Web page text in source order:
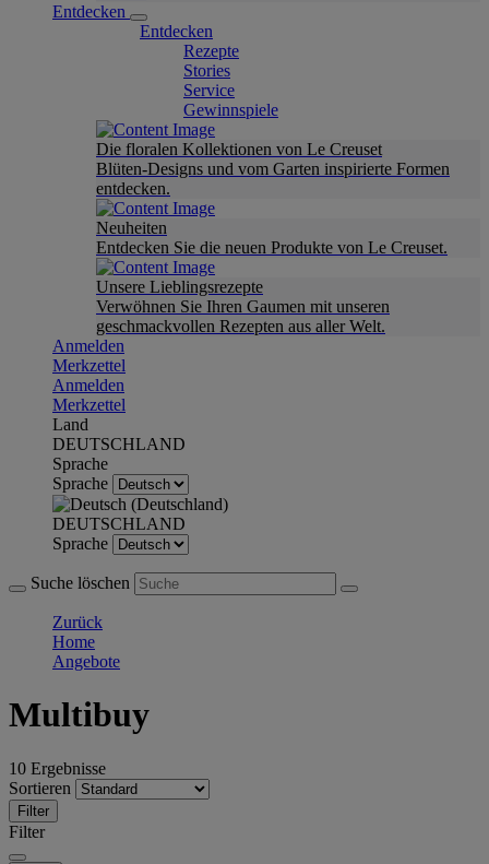
Entdecken
Entdecken
Rezepte
Stories
Service
Gewinnspiele
Die floralen Kollektionen von Le Creuset
Blüten-Designs und vom Garten inspirierte Formen
entdecken.
Neuheiten
Entdecken Sie die neuen Produkte von Le Creuset.
Unsere Lieblingsrezepte
Verwöhnen Sie Ihren Gaumen mit unseren
geschmackvollen Rezepten aus aller Welt.
Anmelden
Merkzettel
Anmelden
Merkzettel
Land
DEUTSCHLAND
Sprache
Sprache
DEUTSCHLAND
Sprache
Suche löschen
Zurück
Home
Angebote
Multibuy
10 Ergebnisse
Sortieren
Filter
Filter